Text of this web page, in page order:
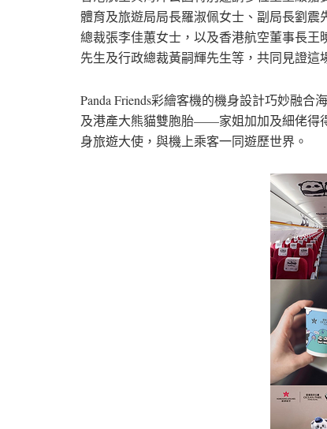
體育及旅遊局局長羅淑佩女士、副局長劉
總裁張李佳蕙女士，以及香港航空董事長
先生及行政總裁黃嗣輝先生等，共同見證這
Panda Friends彩繪客機的機身設計巧妙融
及港產大熊貓雙胞胎——家姐加加及細佬得
身旅遊大使，與機上乘客一同遊歷世界。